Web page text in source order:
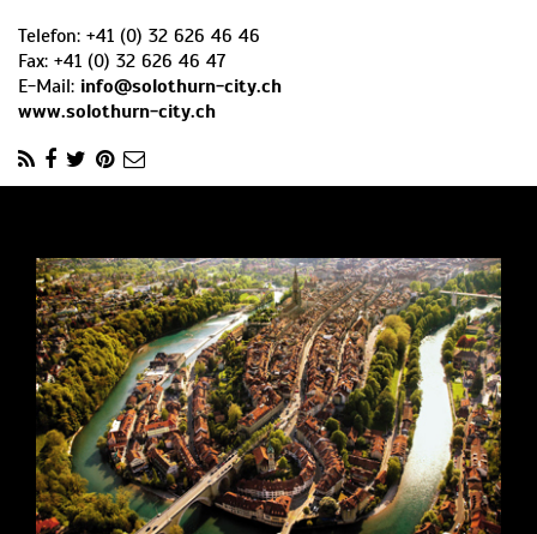
Telefon: +41 (0) 32 626 46 46
Fax: +41 (0) 32 626 46 47
E-Mail: info@solothurn-city.ch
www.solothurn-city.ch